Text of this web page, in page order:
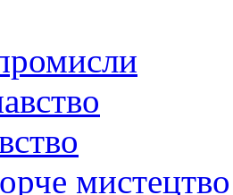
мистецтво